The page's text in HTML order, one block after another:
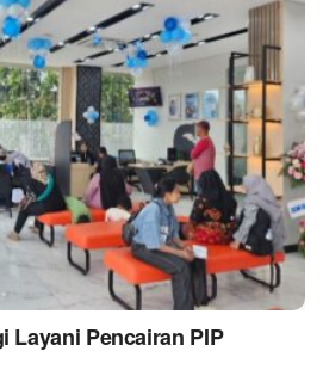
Layani Pencairan PIP